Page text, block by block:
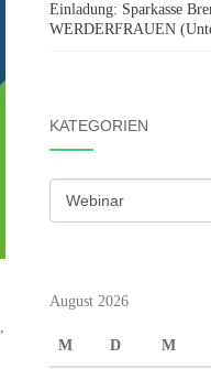
Einladung: Sparkasse
WERDERFRAUEN
KATEGORIEN
Kategorien
August 2026
M D M